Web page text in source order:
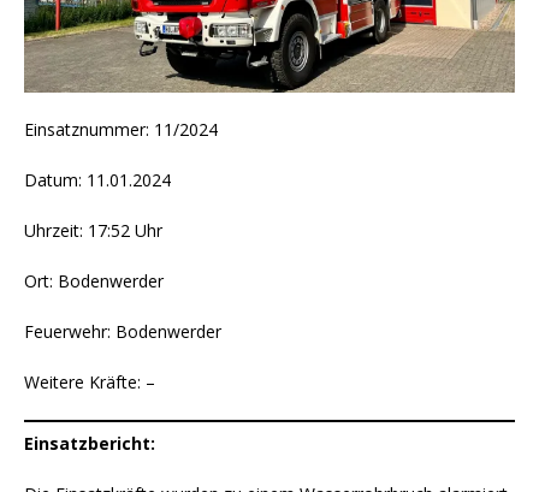
Einsatznummer: 11/2024
Datum: 11.01.2024
Uhrzeit: 17:52 Uhr
Ort: Bodenwerder
Feuerwehr: Bodenwerder
Weitere Kräfte: –
Einsatzbericht: